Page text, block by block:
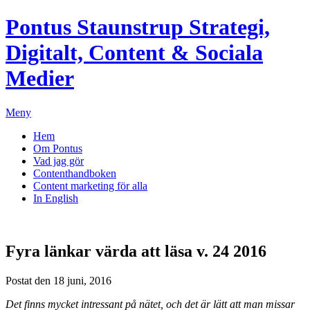
Pontus Staunstrup Strategi,
Digitalt, Content & Sociala
Medier
Meny
Hem
Om Pontus
Vad jag gör
Contenthandboken
Content marketing för alla
In English
Fyra länkar värda att läsa v. 24 2016
Postat den 18 juni, 2016
Det finns mycket intressant på nätet, och det är lätt att man missar